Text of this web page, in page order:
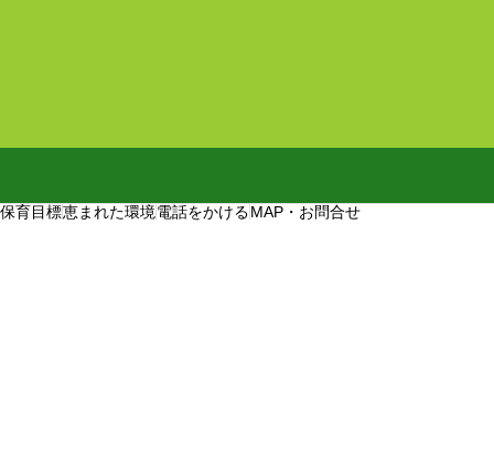
保育目標恵まれた環境電話をかけるMAP・お問合せ